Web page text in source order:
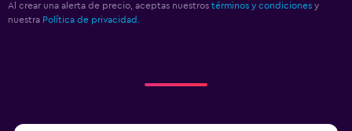
Al crear una alerta de precio, aceptas nuestros términos y condiciones y
nuestra Política de privacidad.